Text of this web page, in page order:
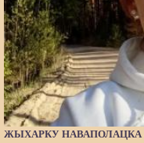
ЖЫХАРКУ НАВАПОЛАЦКА